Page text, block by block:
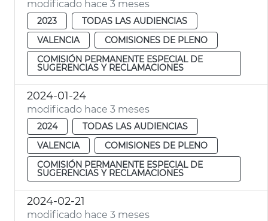
modificado hace 3 meses
2023
TODAS LAS AUDIENCIAS
VALENCIA
COMISIONES DE PLENO
COMISIÓN PERMANENTE ESPECIAL DE
SUGERENCIAS Y RECLAMACIONES
2024-01-24
modificado hace 3 meses
2024
TODAS LAS AUDIENCIAS
VALENCIA
COMISIONES DE PLENO
COMISIÓN PERMANENTE ESPECIAL DE
SUGERENCIAS Y RECLAMACIONES
2024-02-21
modificado hace 3 meses